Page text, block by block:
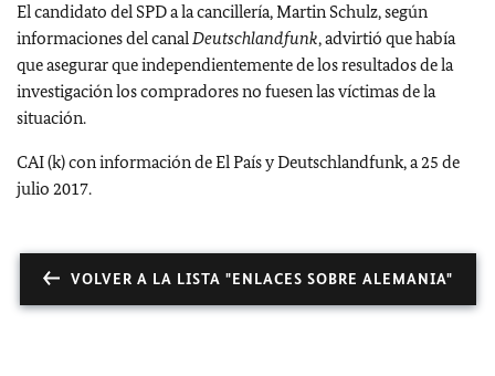
El candidato del SPD a la cancillería, Martin Schulz, según
informaciones del canalDeutschlandfunk, advirtió que había
que asegurar que independientemente de los resultados de la
investigación los compradores no fuesen las víctimas de la
situación.
CAI (k) con información de El País y Deutschlandfunk, a 25 de
julio 2017.
VOLVER A LA LISTA "ENLACES SOBRE ALEMANIA"